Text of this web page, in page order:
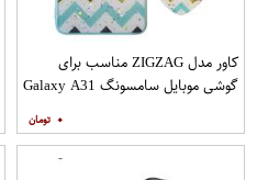
کاور مدل ZIGZAG مناسب برای
گوشی موبایل سامسونگ Galaxy A31
۰